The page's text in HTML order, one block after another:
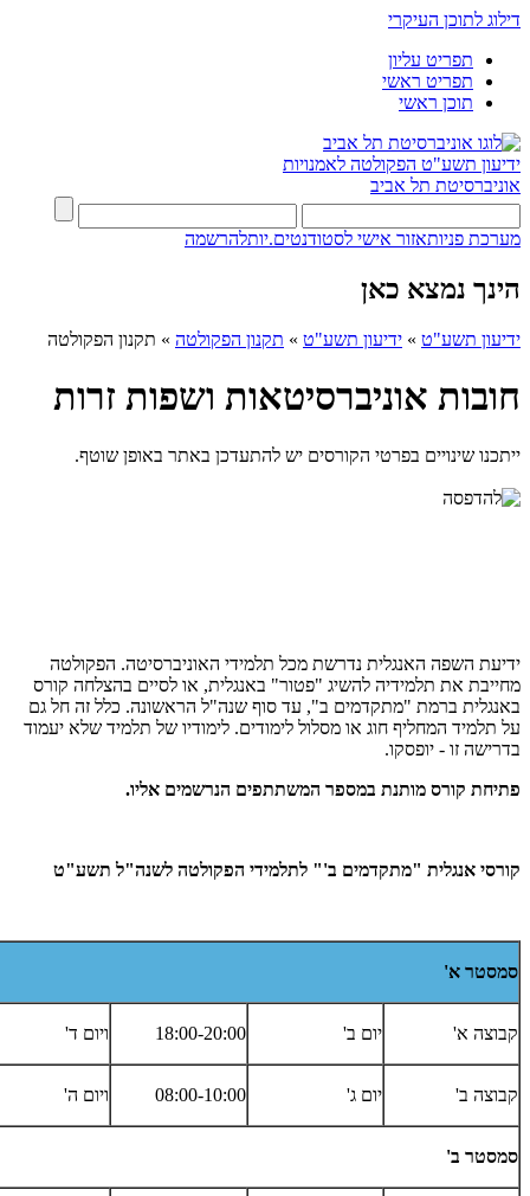
דילוג לתוכן העיקרי
תפריט עליון
תפריט ראשי
תוכן ראשי
ידיעון תשע"ט הפקולטה לאמנויות
אוניברסיטת תל אביב
מערכת פניותאזור אישי לסטודנטים.יותלהרשמה
הינך נמצא כאן
ידיעון תשע"ט » ידיעון תשע"ט » תקנון הפקולטה » תקנון הפקולטה
חובות אוניברסיטאות ושפות זרות
ייתכנו שינויים בפרטי הקורסים יש להתעדכן באתר באופן שוטף.
ידיעת השפה האנגלית נדרשת מכל תלמידי האוניברסיטה. הפקולטה
מחייבת את תלמידיה להשיג "פטור" באנגלית, או לסיים בהצלחה קורס
באנגלית ברמת "מתקדמים ב", עד סוף שנה"ל הראשונה. כלל זה חל גם
על תלמיד המחליף חוג או מסלול לימודים. לימודיו של תלמיד שלא יעמוד
בדרישה זו - יופסקו.
פתיחת קורס מותנת במספר המשתתפים הנרשמים אליו.
קורסי אנגלית "מתקדמים ב'" לתלמידי הפקולטה לשנה"ל תשע"ט
סמסטר א'
קבוצה א' יום ב' 18:00-20:00 ויום ד'
קבוצה ב' יום ג' 08:00-10:00 ויום ה'
סמסטר ב'